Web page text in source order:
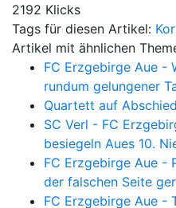
2192 Klicks
Tags für diesen Artikel:
Artikel mit ähnlichen
FC Erzgebirge Aue -
rundum gelungener
Quartett auf
SC Verl - FC
besiegeln Aues 10.
FC Erzgebirge Aue -
der falschen Seite
FC Erzgebirge Aue -